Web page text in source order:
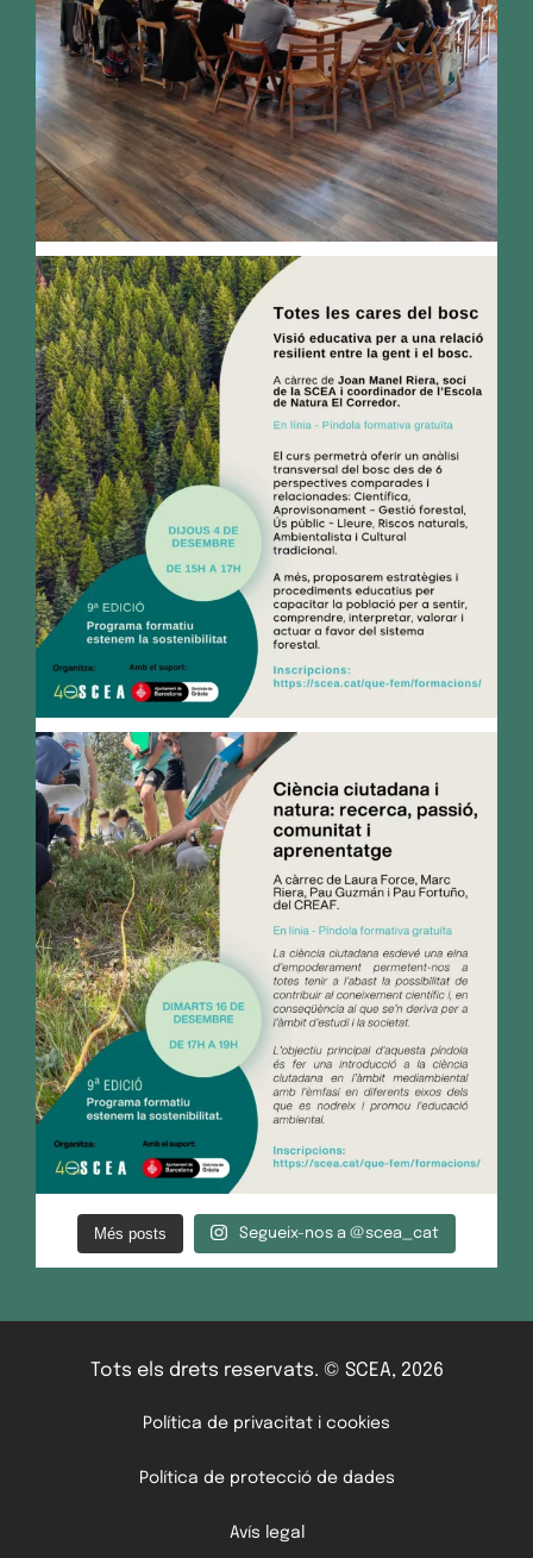
Més posts Segueix-nos a @scea_cat
Tots els drets reservats. © SCEA, 2026
Política de privacitat i cookies
Política de protecció de dades
Avís legal